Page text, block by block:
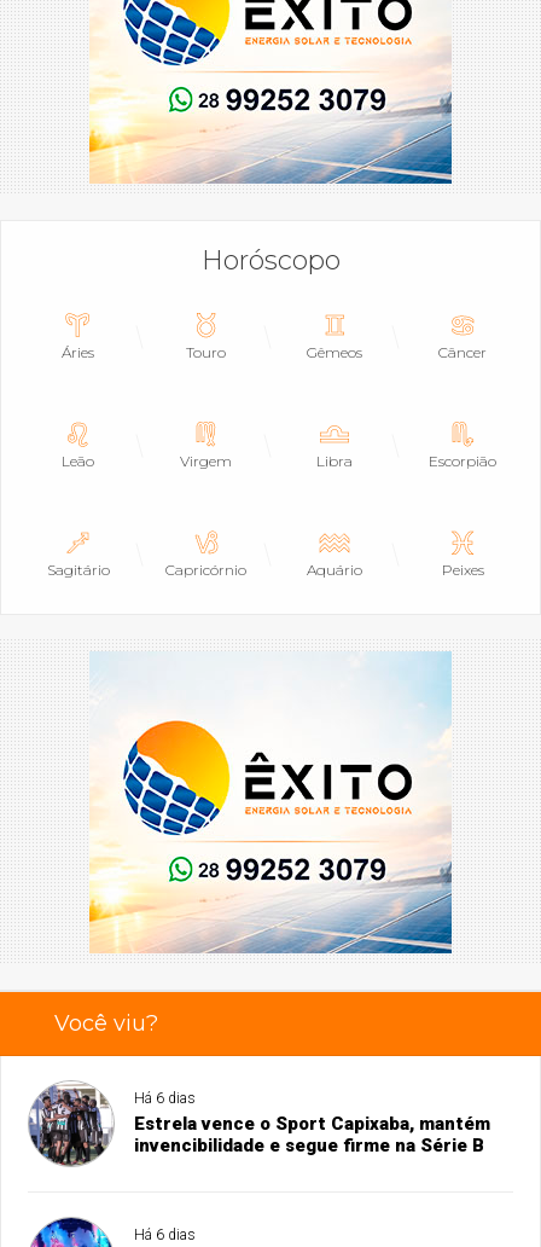
Horóscopo
Áries Touro Gêmeos Câncer
Leão Virgem Libra Escorpião
Sagitário Capricórnio Aquário Peixes
Você viu?
Há 6 dias
Estrela vence o Sport Capixaba, mantém
invencibilidade e segue firme na Série B
Há 6 dias